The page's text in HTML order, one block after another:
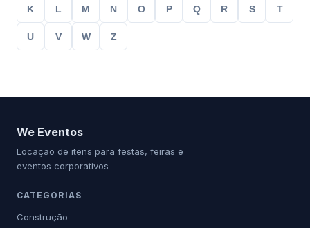
K L M N O P Q R S T
U V W Z
We Eventos
Locação de itens para festas, feiras e
eventos corporativos
CATEGORIAS
Construção